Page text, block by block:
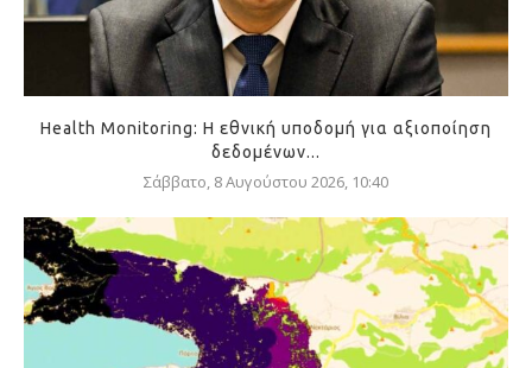
Health Monitoring: Η εθνική υποδομή για αξιοποίηση
δεδομένων...
Σάββατο, 8 Αυγούστου 2026, 10:40